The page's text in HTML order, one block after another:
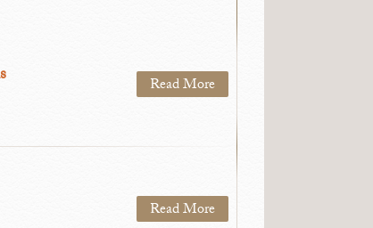
Read More
Read More